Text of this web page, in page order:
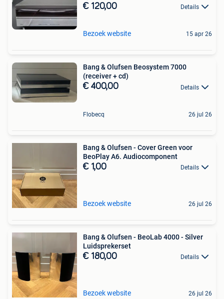
€ 120,00 Details
Bezoek website 15 apr 26
Bang & Olufsen Beosystem 7000
(receiver + cd)
€ 400,00 Details
Flobecq 26 jul 26
Bang & Olufsen - Cover Green voor
BeoPlay A6. Audiocomponent
€ 1,00 Details
Bezoek website 26 jul 26
Bang & Olufsen - BeoLab 4000 - Silver
Luidsprekerset
€ 180,00 Details
Bezoek website 26 jul 26